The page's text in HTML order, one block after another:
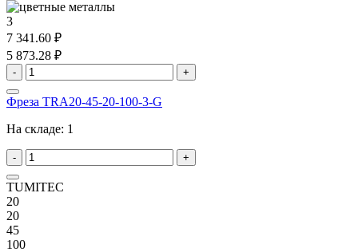
3
7 341.60 ₽
5 873.28 ₽
- +
Фреза TRA20-45-20-100-3-G
На складе: 1
- +
TUMITEC
20
20
45
100